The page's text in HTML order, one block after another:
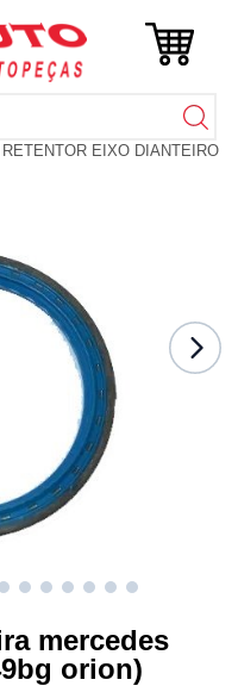
RETENTOR EIXO DIANTEIRO
mercedes
orion)